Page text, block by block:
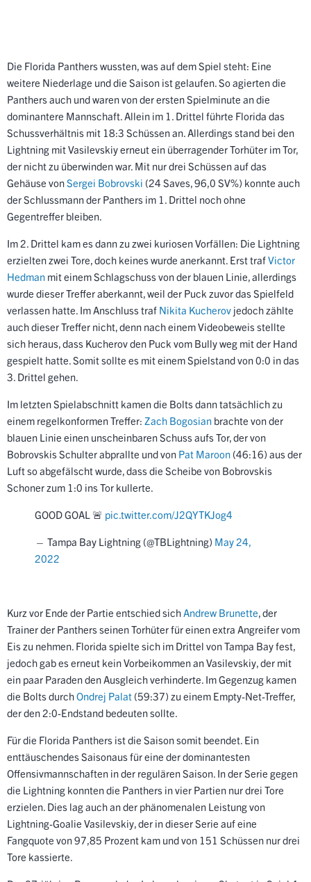
Die Florida Panthers wussten, was auf dem Spiel steht: Eine
weitere Niederlage und die Saison ist gelaufen. So agierten die
Panthers auch und waren von der ersten Spielminute an die
dominantere Mannschaft. Allein im 1. Drittel führte Florida das
Schussverhältnis mit 18:3 Schüssen an. Allerdings stand bei den
Lightning mit Vasilevskiy erneut ein überragender Torhüter im Tor,
der nicht zu überwinden war. Mit nur drei Schüssen auf das
Gehäuse vonSergei Bobrovski (24 Saves, 96,0 SV%) konnte auch
der Schlussmann der Panthers im 1. Drittel noch ohne
Gegentreffer bleiben.
Im 2. Drittel kam es dann zu zwei kuriosen Vorfällen: Die Lightning
erzielten zwei Tore, doch keines wurde anerkannt. Erst trafVictor
Hedman mit einem Schlagschuss von der blauen Linie, allerdings
wurde dieser Treffer aberkannt, weil der Puck zuvor das Spielfeld
verlassen hatte. Im Anschluss traf Nikita Kucherov jedoch zählte
auch dieser Treffer nicht, denn nach einem Videobeweis stellte
sich heraus, dass Kucherov den Puck vom Bully weg mit der Hand
gespielt hatte. Somit sollte es mit einem Spielstand von 0:0 in das
3. Drittel gehen.
Im letzten Spielabschnitt kamen die Bolts dann tatsächlich zu
einem regelkonformen Treffer: Zach Bogosian brachte von der
blauen Linie einen unscheinbaren Schuss aufs Tor, der von
Bobrovskis Schulter abprallte und von Pat Maroon (46:16) aus der
Luft so abgefälscht wurde, dass die Scheibe von Bobrovskis
Schoner zum 1:0 ins Tor kullerte.
GOOD GOAL 🚨 pic.twitter.com/J2QYTKJog4
— Tampa Bay Lightning (@TBLightning) May 24,
2022
Kurz vor Ende der Partie entschied sichAndrew Brunette, der
Trainer der Panthers seinen Torhüter für einen extra Angreifer vom
Eis zu nehmen. Florida spielte sich im Drittel von Tampa Bay fest,
jedoch gab es erneut kein Vorbeikommen an Vasilevskiy, der mit
ein paar Paraden den Ausgleich verhinderte. Im Gegenzug kamen
die Bolts durchOndrej Palat (59:37) zu einem Empty-Net-Treffer,
der den 2:0-Endstand bedeuten sollte.
Für die Florida Panthers ist die Saison somit beendet. Ein
enttäuschendes Saisonaus für eine der dominantesten
Offensivmannschaften in der regulären Saison. In der Serie gegen
die Lightning konnten die Panthers in vier Partien nur drei Tore
erzielen. Dies lag auch an der phänomenalen Leistung von
Lightning-Goalie Vasilevskiy, der in dieser Serie auf eine
Fangquote von 97,85 Prozent kam und von 151 Schüssen nur drei
Tore kassierte.